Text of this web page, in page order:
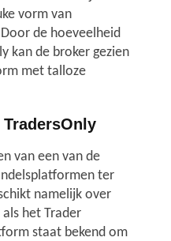
vorm van
de hoeveelheid
kan de broker gezien
met talloze
van een van de
ter
namelijk over
het Trader
staat bekend om